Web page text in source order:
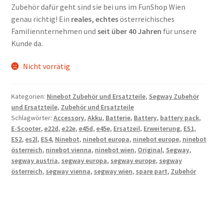
Zubehör dafür geht sind sie bei uns im FunShop Wien
genau richtig! Ein reales, echtesösterreichisches
Familiennternehmen und seit über 40 Jahren für unsere
Kunde da.
Nicht vorrätig
Kategorien: Ninebot Zubehör und Ersatzteile, Segway Zubehör
und Ersatzteile, Zubehör und Ersatzteile
Schlagwörter: Accessory, Akku, Batterie, Battery, battery pack,
E-Scooter, e22d, e22e, e45d, e45e, Ersatzeil, Erweiterung, ES1,
ES2, es2l, ES4, Ninebot, ninebot europa, ninebot europe, ninebot
österreich, ninebot vienna, ninebot wien, Original, Segway,
segway austria, segway europa, segway europe, segway
österreich, segway vienna, segway wien, spare part, Zubehör